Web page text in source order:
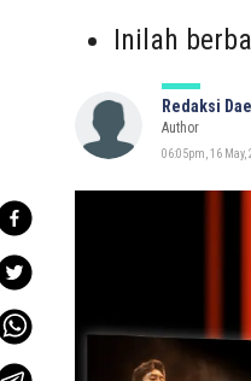
Inilah
Redaksi
Author
06:05pm, 16 May,